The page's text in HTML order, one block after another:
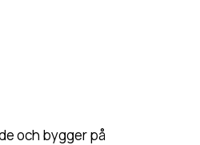
och bygger på